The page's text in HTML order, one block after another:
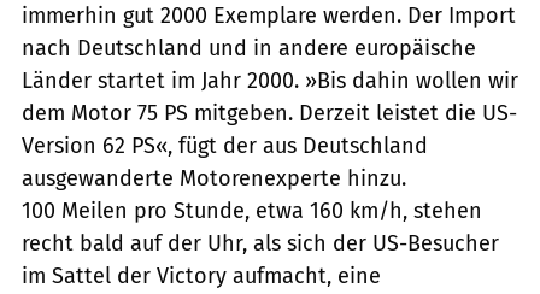
immerhin gut 2000 Exemplare werden. Der Import
nach Deutschland und in andere europäische
Länder startet im Jahr 2000. »Bis dahin wollen wir
dem Motor 75 PS mitgeben. Derzeit leistet die US-
Version 62 PS«, fügt der aus Deutschland
ausgewanderte Motorenexperte hinzu.
100 Meilen pro Stunde, etwa 160 km/h, stehen
recht bald auf der Uhr, als sich der US-Besucher
im Sattel der Victory aufmacht, eine